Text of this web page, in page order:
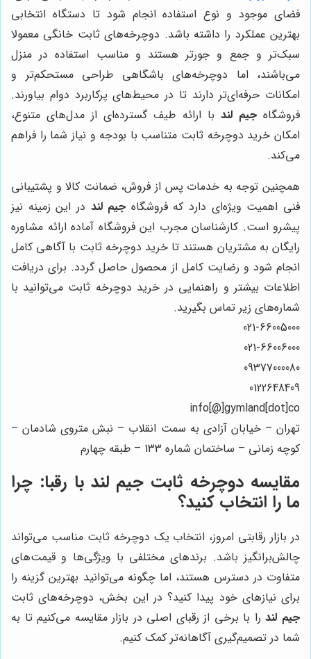
فضای موجود و نوع استفاده انجام شود تا دستگاه انتخابی
بهترین عملکرد را داشته باشد. دوچرخه‌های ثابت خانگی معمولا
سبک‌تر و جمع و جورتر هستند و مناسب استفاده در منزل
می‌باشند، اما دوچرخه‌های باشگاهی طراحی مستحکم‌تر و
امکانات حرفه‌ای‌تر دارند تا در محیط‌های پرکاربرد دوام بیاورند.
فروشگاهجیم لند با ارائه طیف گسترده‌ای از مدل‌های متنوع،
امکان خرید دوچرخه ثابت متناسب با بودجه و نیاز شما را فراهم
می‌کند.
همچنین توجه به خدمات پس از فروش، ضمانت کالا و پشتیبانی
فنی اهمیت ویژه‌ای دارد که فروشگاه جیم لند در این زمینه نیز
پیشرو است. کارشناسان مجرب این فروشگاه آماده ارائه مشاوره
رایگان به مشتریان هستند تا خرید دوچرخه ثابت با آگاهی کامل
انجام شود و رضایت کامل از محصول حاصل گردد. برای دریافت
اطلاعات بیشتر و راهنمایی در خرید دوچرخه ثابت می‌توانید با
شماره‌های زیر تماس بگیرید.
021-66005000
021-66006000
09377000080
0122648409
info[@]gymland[dot]co
تهران – خیابان آزادی به سمت انقلاب – نبش متروی شادمان –
کوچه زمانی – ساختمان شماره 133 – طبقه چهارم
مقایسه دوچرخه ثابت جیم لند با رقبا: چرا
ما را انتخاب کنید؟
در بازار رقابتی امروز، انتخاب یک دوچرخه ثابت مناسب می‌تواند
چالش‌برانگیز باشد. برندهای مختلفی با ویژگی‌ها و قیمت‌های
متفاوت در دسترس هستند، اما چگونه می‌توانید بهترین گزینه را
برای نیازهای خود پیدا کنید؟ در این بخش، دوچرخه‌های ثابت
جیم لندرا با برخی از رقبای اصلی در بازار مقایسه می‌کنیم تا به
شما در تصمیم‌گیری آگاهانه‌تر کمک کنیم.